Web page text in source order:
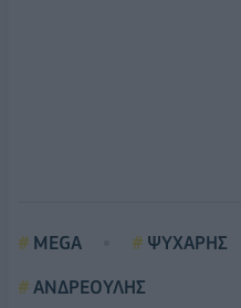
MEGA ΨΥΧΑΡΗΣ
ΑΝΔΡΕΟΥΛΗΣ